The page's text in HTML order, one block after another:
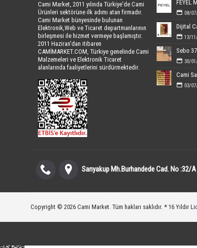
Cami Market, 2011 yılında Türkiye'de Cami
Ürünleri sektörüne ilk adımı atan firmadır.
Cami Market bünyesinde bulunan
Elektronik,Web ve Ticaret departmanlarının
birleşmesi ile hizmet vermeye başlamıştır.
2011 Haziran'dan itibaren
CAMİMARKET.COM, Türkiye genelinde Cami
Malzemeleri ve Elektronik Ticaret
alanlarında faaliyetlerini sürdürmektedir.
08/
13/
30/
Cami
03/
Sarıyakup Mh.Burhandede Cad. No :32/
Copyright © 2026 Cami Market. Tüm hakları saklıdır. * 16 Yıldır